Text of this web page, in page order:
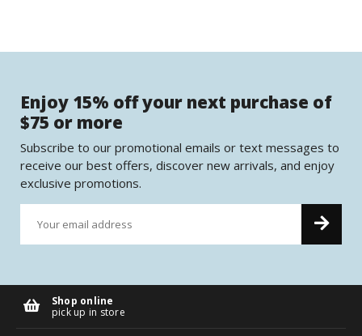
Enjoy 15% off your next purchase of
$75 or more
Subscribe to our promotional emails or text messages to
receive our best offers, discover new arrivals, and enjoy
exclusive promotions.
Shop online
pick up in store